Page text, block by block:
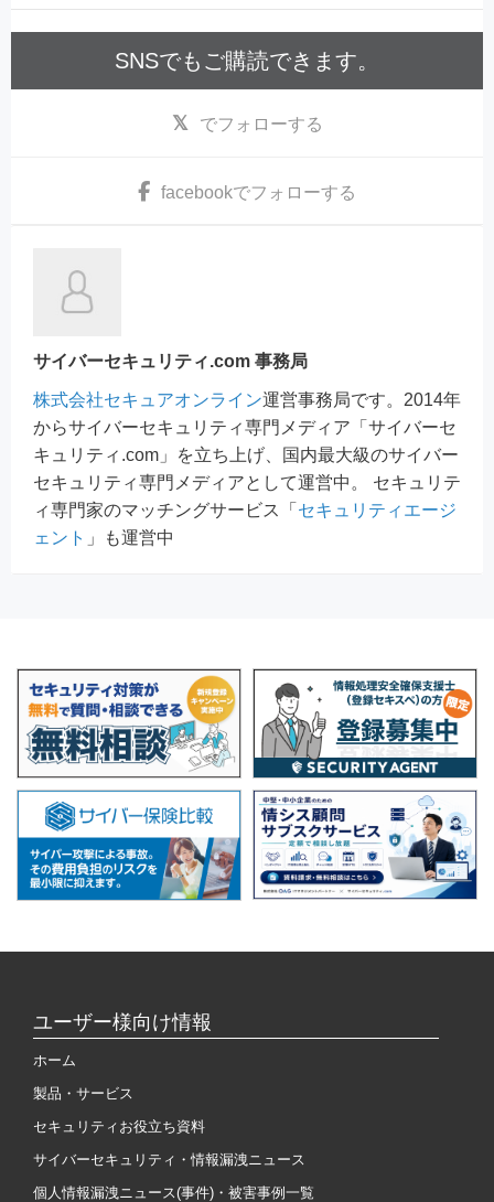
SNSでもご購読できます。
でフォローする
facebookでフォローする
サイバーセキュリティ.com 事務局
株式会社セキュアオンライン運営事務局です。2014年
からサイバーセキュリティ専門メディア「サイバーセ
キュリティ.com」を立ち上げ、国内最大級のサイバー
セキュリティ専門メディアとして運営中。 セキュリテ
ィ専門家のマッチングサービス「 セキュリティエージ
ェント 」も運営中
ユーザー様向け情報
ホーム
製品・サービス
セキュリティお役立ち資料
サイバーセキュリティ・情報漏洩ニュース
個人情報漏洩ニュース(事件)・被害事例一覧